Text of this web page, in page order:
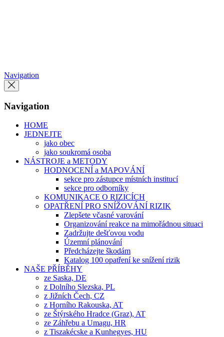
Navigation
Navigation
HOME
JEDNEJTE
jako obec
jako soukromá osoba
NÁSTROJE a METODY
HODNOCENÍ a MAPOVÁNÍ
sekce pro zástupce místních institucí
sekce pro odborníky
KOMUNIKACE O RIZICÍCH
OPATŘENÍ PRO SNÍŽOVÁNÍ RIZIK
Zlepšete včasné varování
Organizování reakce na mimořádnou situaci
Zadržujte dešťovou vodu
Územní plánování
Předcházejte škodám
Katalog 100 opatření ke snížení rizik
NAŠE PŘÍBĚHY
ze Saska, DE
z Dolního Slezska, PL
z Jižních Čech, CZ
z Horního Rakouska, AT
ze Štýrského Hradce (Graz), AT
ze Záhřebu a Umagu, HR
z Tiszakécske a Kunhegyes, HU